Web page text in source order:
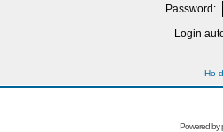
Password:
Login
Ho
Powered by